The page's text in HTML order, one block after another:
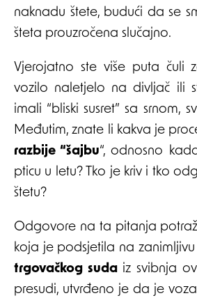
naknadu štete, budući da se
šteta prouzročena slučajno.
Vjerojatno ste više puta čuli
vozilo naletjelo na divljač ili
imali “bliski susret” sa srnom,
Međutim, znate li kakva je
razbije “šajbu“, odnosno
pticu u letu? Tko je kriv i tko
štetu?
Odgovore na ta pitanja
koja je podsjetila na zanimljivu
trgovačkog suda iz svibnja
presudi, utvrđeno je da je